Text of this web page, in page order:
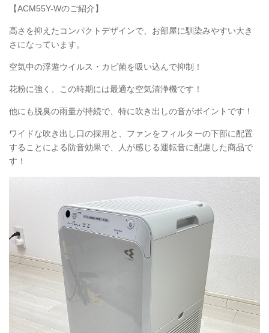
【ACM55Y-Wのご紹介】
高さを抑えたコンパクトデザインで、お部屋に馴染みやすい大き
さになっています。
空気中の浮遊ウイルス・カビ菌を吸い込んで抑制！
花粉に強く、この時期には最適な空気清浄機です！
他にも脱臭の雨量が持続で、特に吹き出しの音がポイントです！
ワイドな吹き出し口の採用と、ファンをフィルターの下部に配置
することによる防音効果で、人が感じる運転音に配慮した商品で
す！